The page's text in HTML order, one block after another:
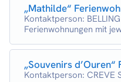
„Mathilde“
Kontaktperson:
Ferienwohnungen mit
„Souvenirs
Kontaktperson: CREVE